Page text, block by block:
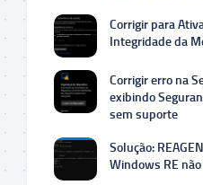
Corrigir para
Integridade da
Corrigir erro na
exibindo
sem suporte
Solução:
Windows RE